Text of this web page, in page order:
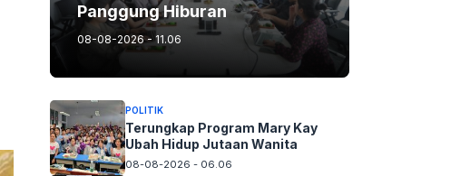
Panggung Hiburan
08-08-2026 - 11.06
POLITIK
Terungkap Program Mary Kay
Ubah Hidup Jutaan Wanita
08-08-2026 - 06.06